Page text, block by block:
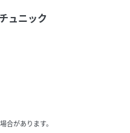
ュニック
があります。